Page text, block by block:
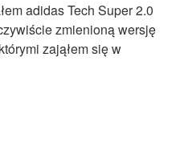
adidas Tech Super 2.0
zmienioną wersję
zająłem się w